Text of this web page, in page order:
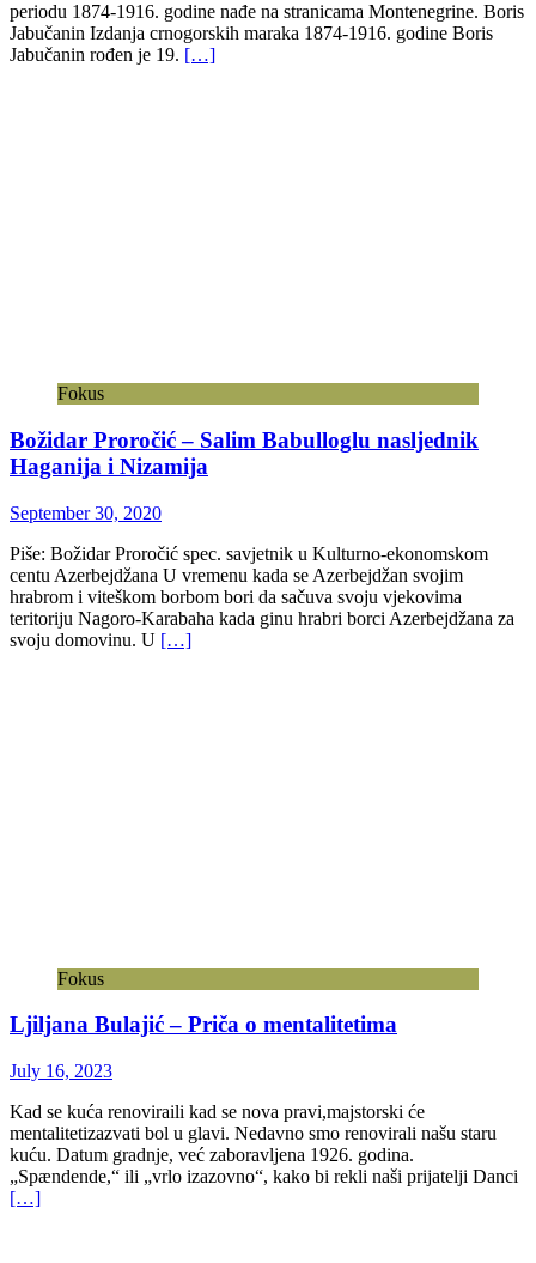
periodu 1874-1916. godine nađe na stranicama Montenegrine. Boris
Jabučanin Izdanja crnogorskih maraka 1874-1916. godine Boris
Jabučanin rođen je 19. […]
Fokus
Božidar Proročić – Salim Babulloglu nasljednik
Haganija i Nizamija
September 30, 2020
Piše: Božidar Proročić spec. savjetnik u Kulturno-ekonomskom
centu Azerbejdžana U vremenu kada se Azerbejdžan svojim
hrabrom i viteškom borbom bori da sačuva svoju vjekovima
teritoriju Nagoro-Karabaha kada ginu hrabri borci Azerbejdžana za
svoju domovinu. U […]
Fokus
Ljiljana Bulajić – Priča o mentalitetima
July 16, 2023
Kad se kuća renoviraili kad se nova pravi,majstorski će
mentalitetizazvati bol u glavi. Nedavno smo renovirali našu staru
kuću. Datum gradnje, već zaboravljena 1926. godina.
„Spændende,“ ili „vrlo izazovno“, kako bi rekli naši prijatelji Danci
[…]